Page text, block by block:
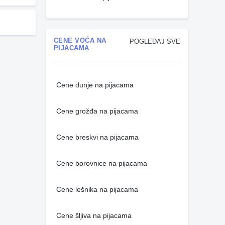
POGLEDAJ SVE
CENE VOĆA NA
PIJACAMA
Cene dunje na pijacama
Cene grožđa na pijacama
Cene breskvi na pijacama
Cene borovnice na pijacama
Cene lešnika na pijacama
Cene šljiva na pijacama